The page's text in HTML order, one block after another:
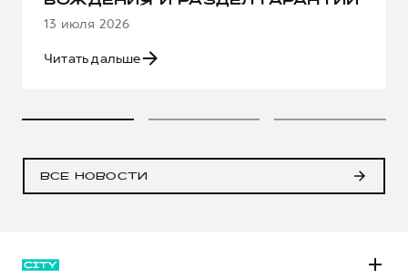
13 июля 2026
Читать дальше
ВСЕ НОВОСТИ